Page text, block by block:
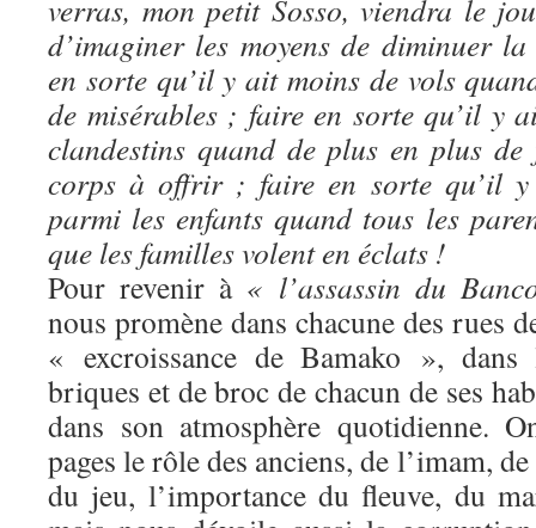
verras, mon petit Sosso, viendra le
d’imaginer les moyens de diminuer
en sorte qu’il y ait moins de vols
de misérables ; faire en sorte qu’il y
clandestins quand de plus en plus de
corps à offrir ; faire en sorte qu’il y
parmi les enfants quand tous les
que les familles volent en éclats !
Pour revenir à « l’assassin du
nous promène dans chacune des rues
« excroissance de Bamako », dans
briques et de broc de chacun de ses
dans son atmosphère quotidienne.
pages le rôle des anciens, de l’imam,
du jeu, l’importance du fleuve, du